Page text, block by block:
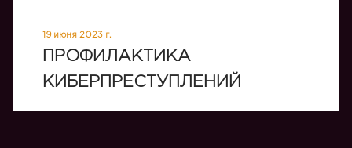
19 июня 2023 г.
ПРОФИЛАКТИКА
КИБЕРПРЕСТУПЛЕНИЙ